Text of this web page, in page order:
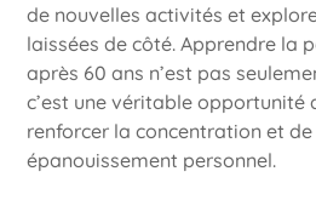
de nouvelles activités et
laissées de côté. Apprendre la
après 60 ans n’est pas
c’est une véritable opportunité
renforcer la concentration et
épanouissement personnel.